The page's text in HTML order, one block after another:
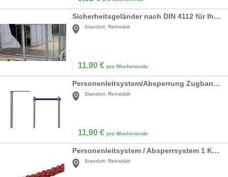
Sicherheitsgeländer nach DIN 4112 für Ihre Bühne
Standort: Reinstädt
11,90 € pro Wochenende
Personenleitsystem/Absperrung Zugband, silber
Standort: Reinstädt
11,90 € pro Wochenende
Personenleitsystem / Absperrsystem 1 Kordel rot
Standort: Reinstädt